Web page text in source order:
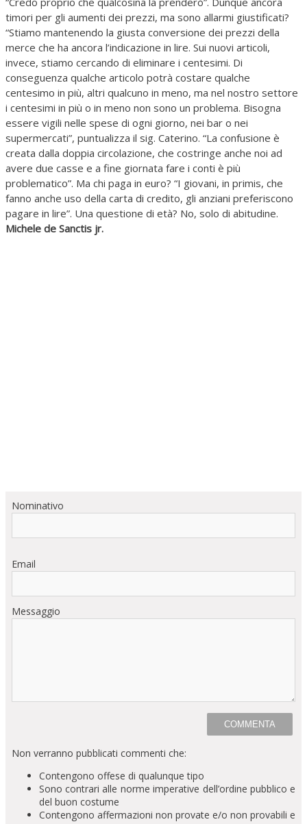
timori per gli aumenti dei prezzi, ma sono allarmi giustificati?
“Stiamo mantenendo la giusta conversione dei prezzi della
merce che ha ancora l’indicazione in lire. Sui nuovi articoli,
invece, stiamo cercando di eliminare i centesimi. Di
conseguenza qualche articolo potrà costare qualche
centesimo in più, altri qualcuno in meno, ma nel nostro settore
i centesimi in più o in meno non sono un problema. Bisogna
essere vigili nelle spese di ogni giorno, nei bar o nei
supermercati”, puntualizza il sig. Caterino. “La confusione è
creata dalla doppia circolazione, che costringe anche noi ad
avere due casse e a fine giornata fare i conti è più
problematico”. Ma chi paga in euro? “I giovani, in primis, che
fanno anche uso della carta di credito, gli anziani preferiscono
pagare in lire”. Una questione di età? No, solo di abitudine.
Michele de Sanctis jr.
Nominativo
Email
Messaggio
Non verranno pubblicati commenti che:
Contengono offese di qualunque tipo
Sono contrari alle norme imperative dell’ordine pubblico e
del buon costume
Contengono affermazioni non provate e/o non provabili e